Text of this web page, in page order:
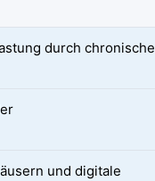
durch chronische
und digitale